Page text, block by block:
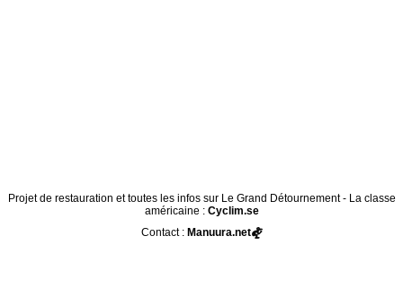
Projet de restauration et toutes les infos sur Le Grand Détournement - La classe
américaine : Cyclim.se
Contact : Manuura.net